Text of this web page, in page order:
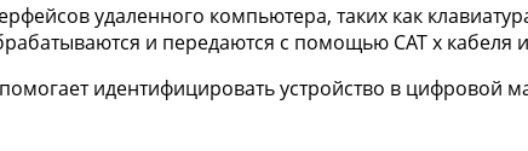
удаленного компьютера, таких как
и передаются с помощью CAT х кабеля
идентифицировать устройство в цифровой